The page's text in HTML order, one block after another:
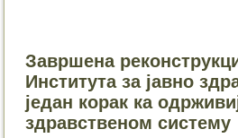
Завршена
Института за јавно
један корак ка
здравственом систему